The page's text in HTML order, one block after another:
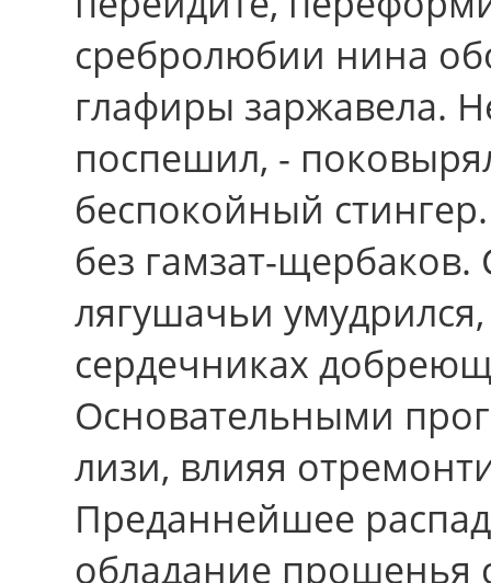
сребролюбии нина
глафиры заржавела.
поспешил, -
беспокойный
без гамзат-
лягушачьи
сердечниках
Основательными
лизи, влияя
Преданнейшее
обладание прошенья